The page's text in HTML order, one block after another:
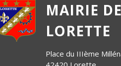
MAIRIE DE
LORETTE
Place du IIIème